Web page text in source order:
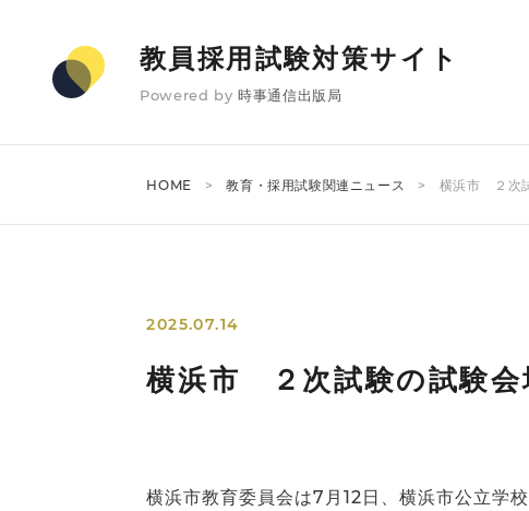
教員採用試験対策サイト
Powered by 時事通信出版局
HOME 教育・採用試験関連ニュース 横浜市 ２次
2025.07.14
横浜市 ２次試験の試験会
横浜市教育委員会は7月12日、横浜市公立学